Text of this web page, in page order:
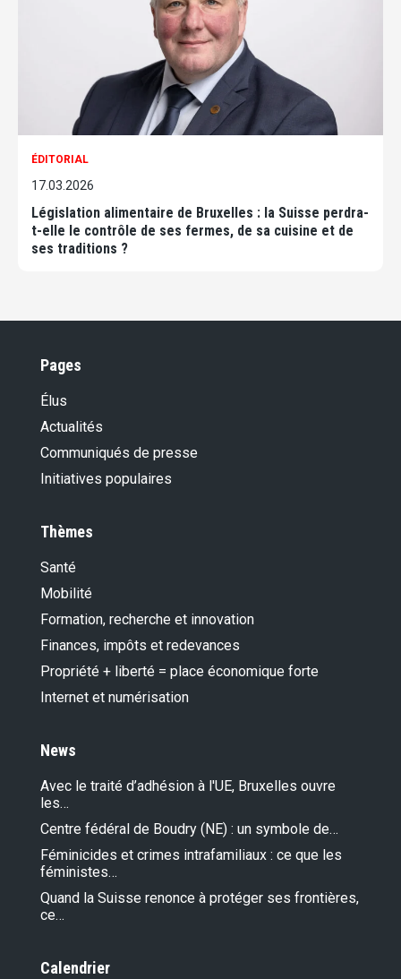
ÉDITORIAL
17.03.2026
Législation alimentaire de Bruxelles : la Suisse perdra-
t-elle le contrôle de ses fermes, de sa cuisine et de
ses traditions ?
Pages
Élus
Actualités
Communiqués de presse
Initiatives populaires
Thèmes
Santé
Mobilité
Formation, recherche et innovation
Finances, impôts et redevances
Propriété + liberté = place économique forte
Internet et numérisation
News
Avec le traité d’adhésion à l'UE, Bruxelles ouvre
les…
Centre fédéral de Boudry (NE) : un symbole de…
Féminicides et crimes intrafamiliaux : ce que les
féministes…
Quand la Suisse renonce à protéger ses frontières,
ce…
Calendrier